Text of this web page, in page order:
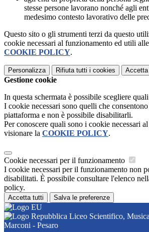
stesse persone lavorano nonché agli
medesimo contesto lavorativo delle
Questo sito o gli strumenti terzi da questo
cookie necessari al funzionamento ed utili
COOKIE POLICY.
Personalizza Rifiuta tutti i cookies
Gestione cookie
In questa schermata è possibile scegliere
I cookie necessari sono quelli che
piattaforma e non è possibile disabilitarli.
Per conoscere quali sono i cookie necessari
visionare la COOKIE POLICY.
Cookie necessari per il funzionamento
I cookie necessari per il funzionamento non
disabilitati. È possibile consultare l'elenco
policy.
Accetta tutti Salva le preferenze
Liceo Scientifico,
Marconi - Pesaro